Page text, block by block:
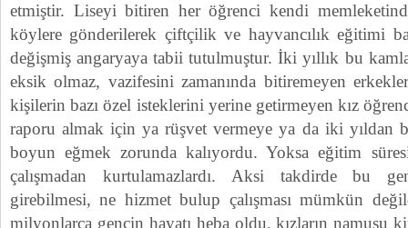
etmiştir. Liseyi bitiren her öğrenci kendi
köylere gönderilerek çiftçilik ve hayvancılık eğitimi
değişmiş angaryaya tabii tutulmuştur. İki yıllık bu
eksik olmaz, vazifesini zamanında bitiremeyen
kişilerin bazı özel isteklerini yerine getirmeyen kız
raporu almak için ya rüşvet vermeye ya da iki yıldan
boyun eğmek zorunda kalıyordu. Yoksa eğitim
çalışmadan kurtulamazlardı. Aksi takdirde bu
girebilmesi, ne hizmet bulup çalışması mümkün
milyonlarca gencin hayatı heba oldu, kızların namusu